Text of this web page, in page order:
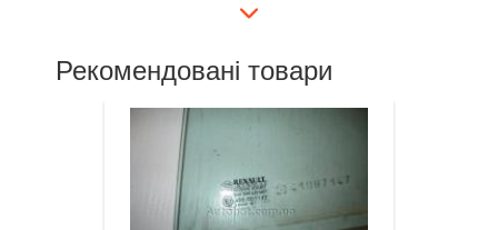
SKODA
Рекомендовані товари